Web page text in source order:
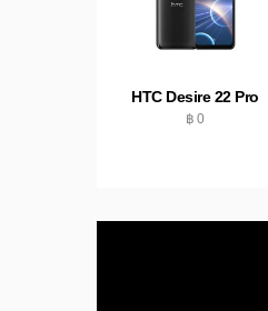
HTC Desire 22 Pro
฿ 0